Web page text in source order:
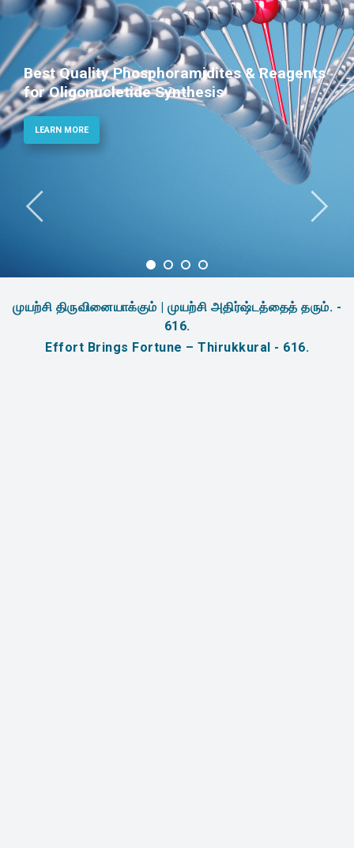
Best Quality Phosphoramidites & Reagents
for Oligonucletide Synthesis
LEARN MORE
முயற்சி திருவினையாக்கும் | முயற்சி அதிர்ஷ்டத்தைத் தரும். -
616.
Effort Brings Fortune – Thirukkural - 616.